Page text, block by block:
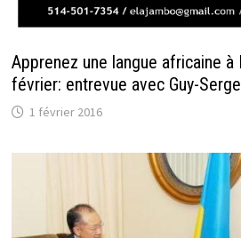
Apprenez une langue africaine
février: entrevue avec Guy-
1 février 2016